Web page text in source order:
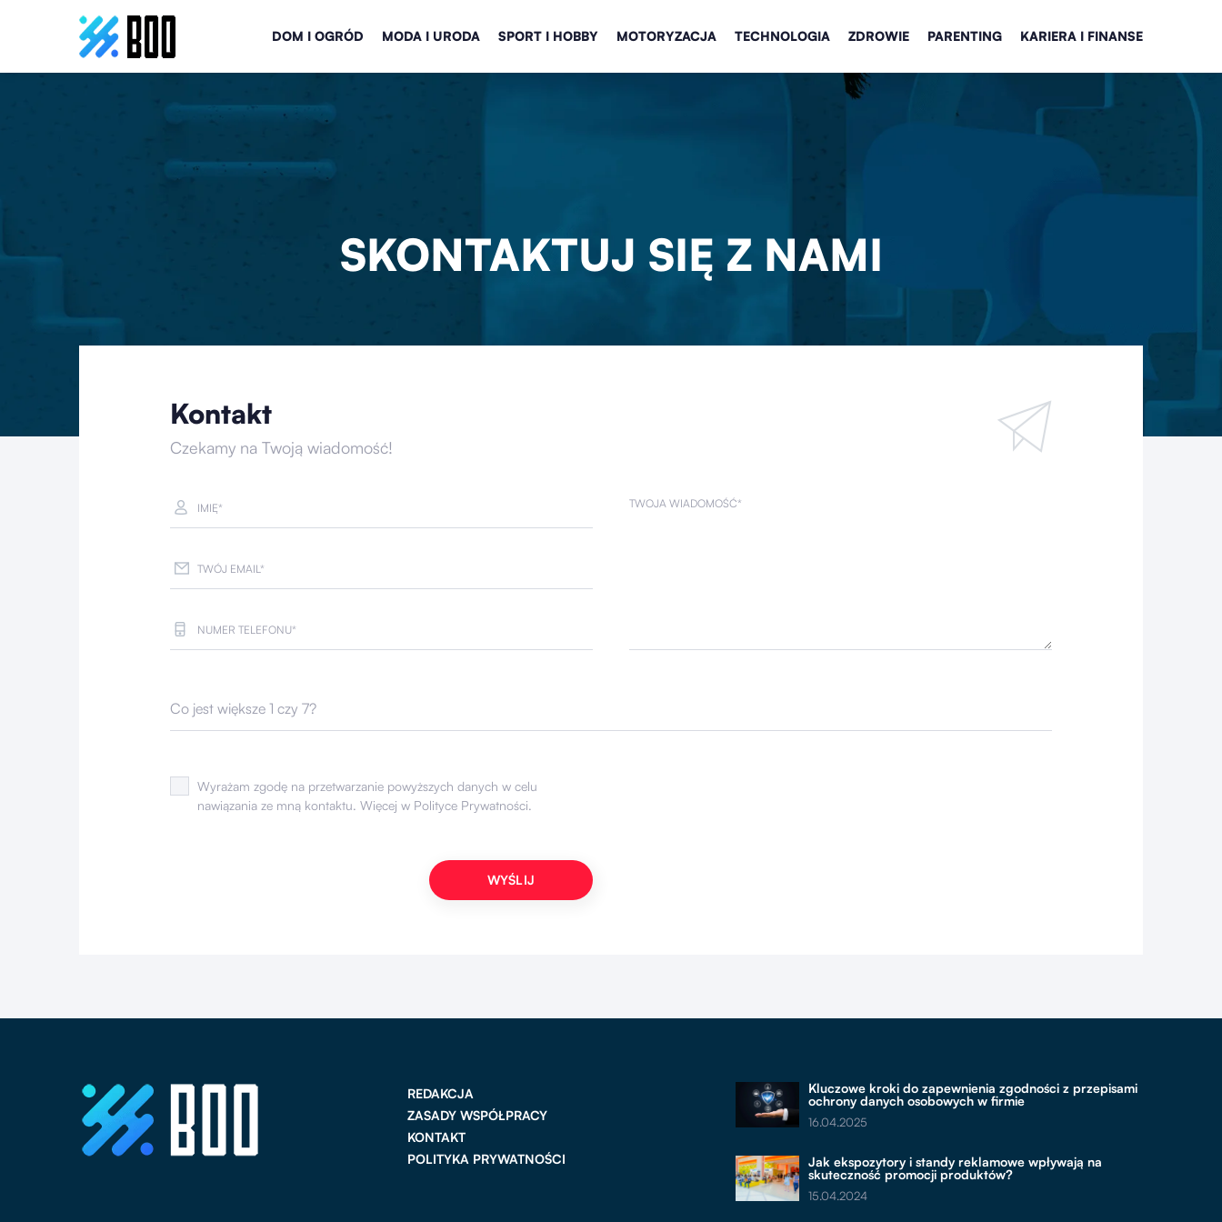
DOM I OGRÓD MODA I URODA SPORT I HOBBY MOTORYZACJA TECHNOLOGIA ZDROWIE PARENTING KARIERA I FINANSE
SKONTAKTUJ SIĘ Z NAMI
Kontakt
Czekamy na Twoją wiadomość!
Co jest większe 1 czy 7?
Wyrażam zgodę na przetwarzanie powyższych danych w celu
nawiązania ze mną kontaktu. Więcej w Polityce Prywatności.
REDAKCJA
ZASADY WSPÓŁPRACY
KONTAKT
POLITYKA PRYWATNOŚCI
Kluczowe kroki do zapewnienia zgodności z przepisami
ochrony danych osobowych w firmie
16.04.2025
Jak ekspozytory i standy reklamowe wpływają na
skuteczność promocji produktów?
15.04.2024